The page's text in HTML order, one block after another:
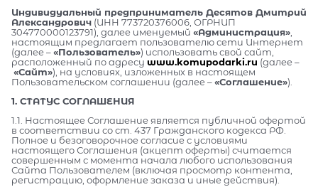
Индивидуальный предприниматель Десятов Дмитрий
Александрович (ИНН 773720376006, ОГРНИП
304770000123791), далее именуемый «Администрация»,
настоящим предлагает пользователю сети Интернет
(далее –«Пользователь») использовать свой сайт,
расположенный по адресу www.komupodarki.ru (далее –
«Сайт»), на условиях, изложенных в настоящем
Пользовательском соглашении (далее –«Соглашение»).
1. СТАТУС СОГЛАШЕНИЯ
1.1. Настоящее Соглашение является публичной офертой
в соответствии со ст. 437 Гражданского кодекса РФ.
Полное и безоговорочное согласие с условиями
настоящего Соглашения (акцепт оферты) считается
совершенным с момента начала любого использования
Сайта Пользователем (включая просмотр контента,
регистрацию, оформление заказа и иные действия).